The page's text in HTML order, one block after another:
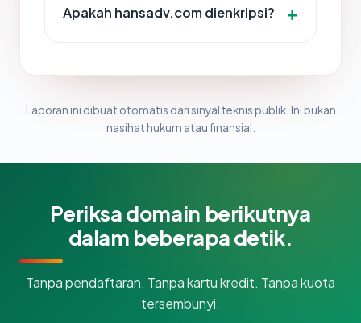
Apakah hansadv.com dienkripsi?
Laporan ini dibuat otomatis dari sinyal teknis publik. Ini bukan
nasihat hukum atau finansial.
Periksa domain berikutnya
dalam beberapa detik.
Tanpa pendaftaran. Tanpa kartu kredit. Tanpa kuota
tersembunyi.